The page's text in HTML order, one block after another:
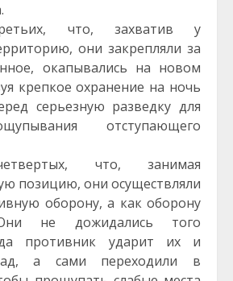
что, захватив у
они закрепляли за
окапывались на новом
крепкое охранение на ночь
серьезную разведку для
отступающего
что, занимая
позицию, они осуществляли
оборону, а как оборону
не дожидались того
противник ударит их и
а сами переходили в